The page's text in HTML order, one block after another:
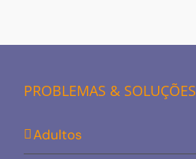
PROBLEMAS & SOLUÇÕES
Adultos